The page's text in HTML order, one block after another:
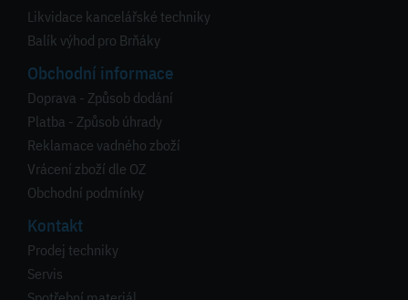
Likvidace kancelářské techniky
Balík výhod pro Brňáky
Obchodní informace
Doprava - Způsob dodání
Platba - Způsob úhrady
Reklamace vadného zboží
Vrácení zboží dle OZ
Obchodní podmínky
Kontakt
Prodej techniky
Servis